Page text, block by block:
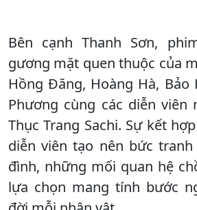
Bên cạnh Thanh Sơn,
gương mặt quen thuộc của
Hồng Đăng, Hoàng Hà, Bảo
Phương cùng các diễn viên
Thục Trang Sachi. Sự kết
diễn viên tạo nên bức
đình, những mối quan hệ
lựa chọn mang tính bước